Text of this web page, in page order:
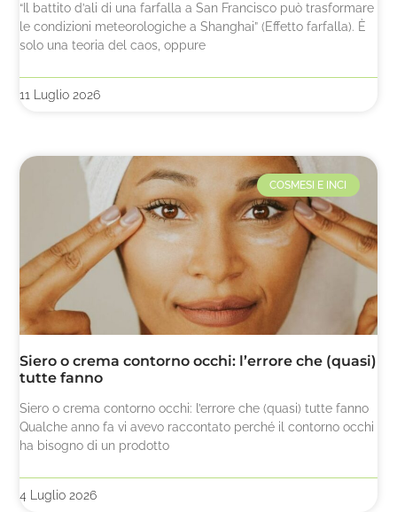
“Il battito d’ali di una farfalla a San Francisco può trasformare
le condizioni meteorologiche a Shanghai” (Effetto farfalla). È
solo una teoria del caos, oppure
11 Luglio 2026
COSMESI E INCI
Siero o crema contorno occhi: l’errore che (quasi)
tutte fanno
Siero o crema contorno occhi: l’errore che (quasi) tutte fanno
Qualche anno fa vi avevo raccontato perché il contorno occhi
ha bisogno di un prodotto
4 Luglio 2026